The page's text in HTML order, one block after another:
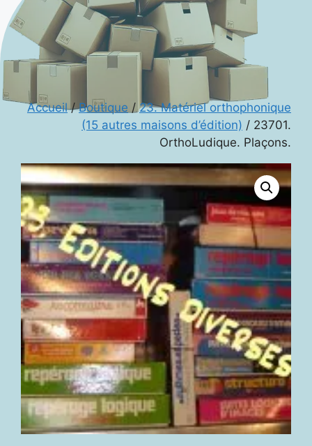
Accueil/Boutique /23. Matériel orthophonique
(15 autres maisons d’édition) / 23701.
OrthoLudique. Plaçons.